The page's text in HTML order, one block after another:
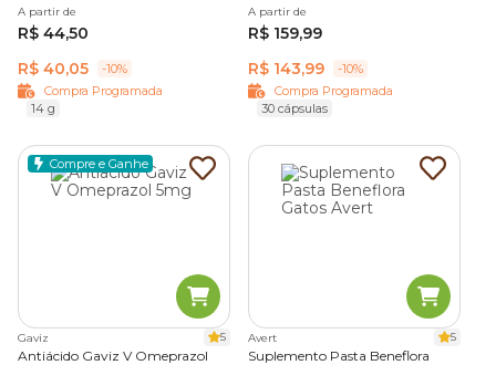
A partir de
R$ 44,50
R$ 40,05
-10%
Compra Programada
14 g
A partir de
R$ 159,99
R$ 143,99
-10%
Compra Programada
30 cápsulas
Compre e Ganhe
Gaviz 5
Antiácido Gaviz V Omeprazol
Avert 5
Suplemento Pasta Beneflora